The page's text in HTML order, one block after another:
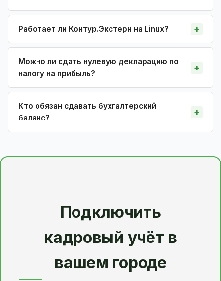
Работает ли Контур.Экстерн на Linux?
Можно ли сдать нулевую декларацию по
налогу на прибыль?
Кто обязан сдавать бухгалтерский
баланс?
Подключить
кадровый учёт в
вашем городе